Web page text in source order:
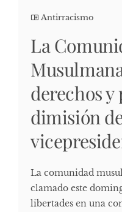
Antirracismo
La
derechos y
dimisión
La comunidad
clamado este
libertades en una